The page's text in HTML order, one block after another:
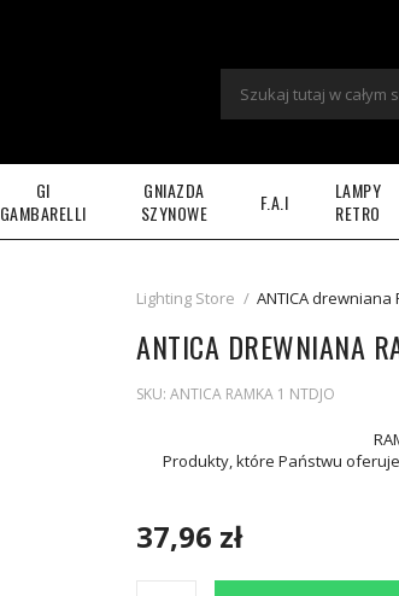
GI
GAMBARELLI
GNIAZDA
SZYNOWE
F.A.I
LAMPY
RETRO
Lighting Store / ANTICA drewniana
ANTICA DREWNIANA
SKU: ANTICA RAMKA 1 NTDJO
Produkty, które Państwu
37,96 zł